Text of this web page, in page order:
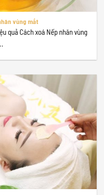
vùng mắt
quả Cách xoá Nếp nhăn vùng